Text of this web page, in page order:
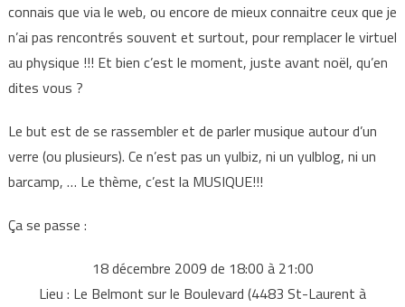
connais que via le web, ou encore de mieux connaitre ceux que je
n’ai pas rencontrés souvent et surtout, pour remplacer le virtuel
au physique !!! Et bien c’est le moment, juste avant noël, qu’en
dites vous ?
Le but est de se rassembler et de parler musique autour d’un
verre (ou plusieurs). Ce n’est pas un yulbiz, ni un yulblog, ni un
barcamp, … Le thème, c’est la MUSIQUE!!!
Ça se passe :
18 décembre 2009 de 18:00 à 21:00
Lieu : Le Belmont sur le Boulevard (4483 St-Laurent à